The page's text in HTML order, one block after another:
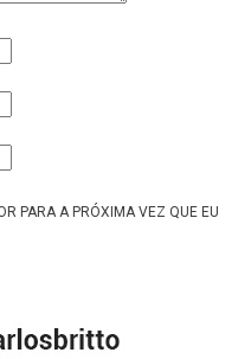
PARA A PRÓXIMA VEZ QUE EU